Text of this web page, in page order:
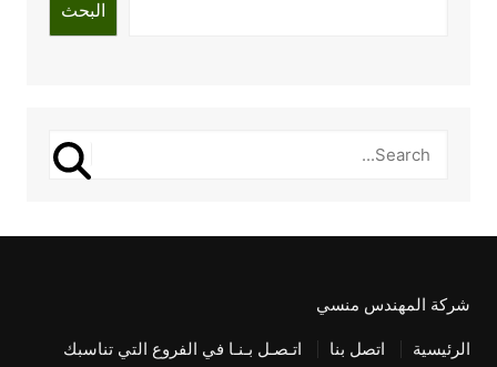
البحث
شركة المهندس منسي
الرئيسية اتصل بنا اتـصـل بـنـا في الفروع التي تناسبك